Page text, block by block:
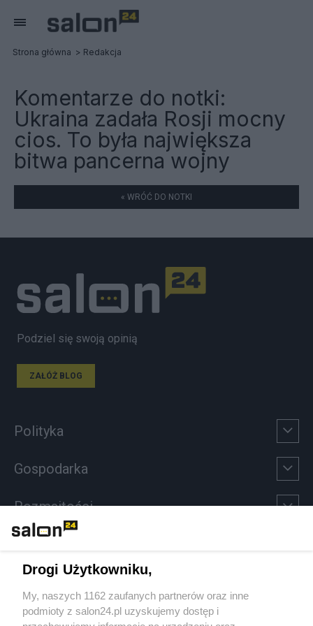
Strona główna Redakcja
Komentarze do notki:
Ukraina zadała Rosji mocny
cios. To była największa
bitwa pancerna wojny
« WRÓĆ DO NOTKI
Podziel się swoją opinią
ZAŁÓŻ BLOG
Polityka
Gospodarka
Rozmaitości
Sport
Społeczeństwo
Drogi Użytkowniku,
My, naszych 1162 zaufanych partnerów oraz inne
podmioty z salon24.pl uzyskujemy dostęp i